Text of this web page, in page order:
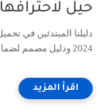
حيل لاحترافها
2024 ودليل مصمم لضمان أن تحصل على جميع النصائح، الحيل، والاستراتي...